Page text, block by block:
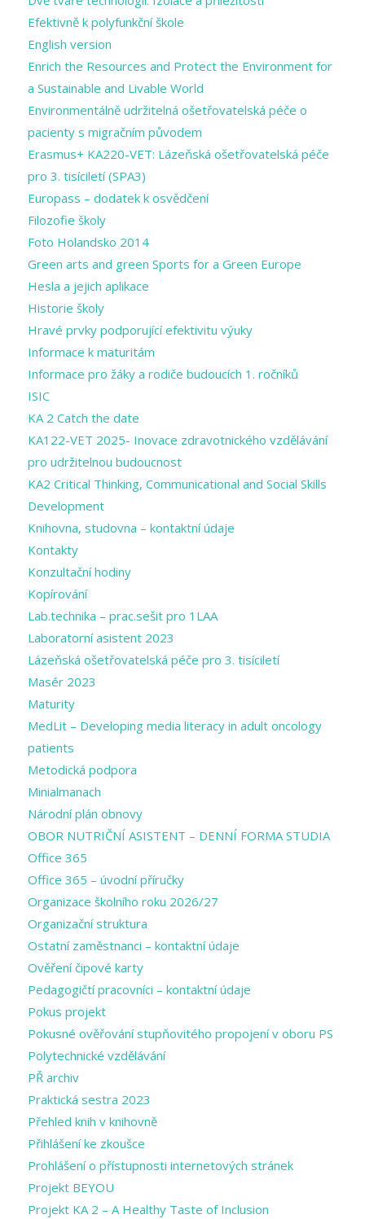
Efektivně k polyfunkční škole
English version
Enrich the Resources and Protect the Environment for
a Sustainable and Livable World
Environmentálně udržitelná ošetřovatelská péče o
pacienty s migračním původem
Erasmus+ KA220-VET: Lázeňská ošetřovatelská péče
pro 3. tisíciletí (SPA3)
Europass – dodatek k osvědčení
Filozofie školy
Foto Holandsko 2014
Green arts and ​green Sports for a ​Green Europe
Hesla a jejich aplikace
Historie školy
Hravé prvky podporující efektivitu výuky
Informace k maturitám
Informace pro žáky a rodiče budoucích 1. ročníků
ISIC
KA 2 Catch the date
KA122-VET 2025- Inovace zdravotnického vzdělávání
pro udržitelnou budoucnost
KA2 Critical Thinking, Communicational and Social Skills
Development
Knihovna, studovna – kontaktní údaje
Kontakty
Konzultační hodiny
Kopírování
Lab.technika – prac.sešit pro 1LAA
Laboratorní asistent 2023
Lázeňská ošetřovatelská péče pro 3. tisíciletí
Masér 2023
Maturity
MedLit – Developing media literacy in adult oncology
patients
Metodická podpora
Minialmanach
Národní plán obnovy
OBOR NUTRIČNÍ ASISTENT – DENNÍ FORMA STUDIA
Office 365
Office 365 – úvodní příručky
Organizace školního roku 2026/27
Organizační struktura
Ostatní zaměstnanci – kontaktní údaje
Ověření čipové karty
Pedagogičtí pracovníci – kontaktní údaje
Pokus projekt
Pokusné ověřování stupňovitého propojení v oboru PS
Polytechnické vzdělávání
PŘ archiv
Praktická sestra 2023
Přehled knih v knihovně
Přihlášení ke zkoušce
Prohlášení o přístupnosti internetových stránek
Projekt BEYOU
Projekt KA 2 – A Healthy Taste of Inclusion